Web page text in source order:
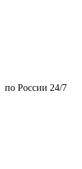
по России 24/7